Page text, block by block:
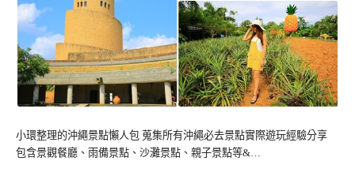
小環整理的沖繩景點懶人包 蒐集所有沖繩必去景點實際遊玩經驗分享
包含景觀餐廳、雨備景點、沙灘景點、親子景點等&…